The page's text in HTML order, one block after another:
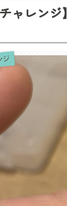
チャレン
ジ